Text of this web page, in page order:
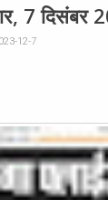
7 दिसंबर
12-7